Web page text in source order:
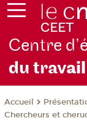
Centre
du travail
Accueil
Chercheurs et